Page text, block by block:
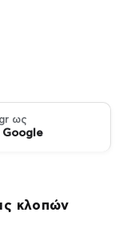
ως
Google
κλοπών